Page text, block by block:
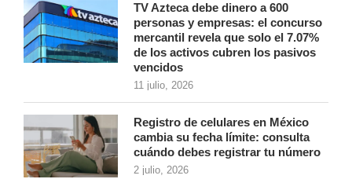
TV Azteca debe dinero a 600
personas y empresas: el concurso
mercantil revela que solo el 7.07%
de los activos cubren los pasivos
vencidos
11 julio, 2026
Registro de celulares en México
cambia su fecha límite: consulta
cuándo debes registrar tu número
2 julio, 2026